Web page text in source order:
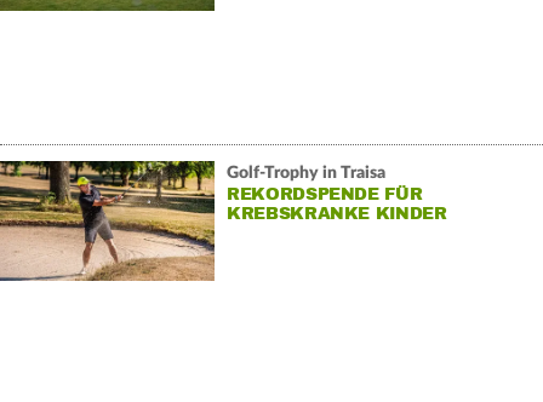
Golf-Trophy in Traisa
REKORDSPENDE FÜR
KREBSKRANKE KINDER